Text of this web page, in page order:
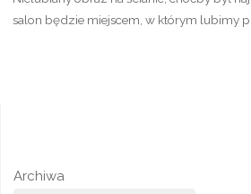
salon będzie miejscem, w którym lubimy
Archiwa